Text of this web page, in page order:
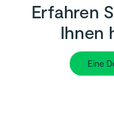
Erfahren
Ihnen
Eine